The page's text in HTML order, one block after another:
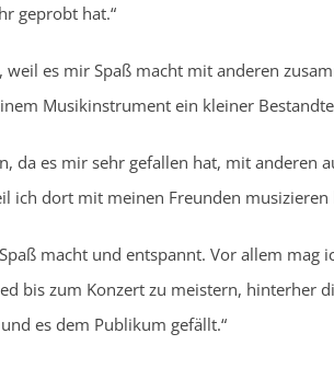
geprobt hat.“
weil es mir Spaß macht mit anderen
Musikinstrument ein kleiner
da es mir sehr gefallen hat, mit anderen
ich dort mit meinen Freunden musizieren
macht und entspannt. Vor allem mag
bis zum Konzert zu meistern, hinterher
es dem Publikum gefällt.“